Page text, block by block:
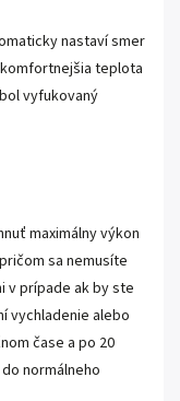
nastaví smer
teplota
vyfukovaný
maximálny výkon
sa nemusíte
v prípade ak by ste
vychladenie alebo
čase a po 20
normálneho